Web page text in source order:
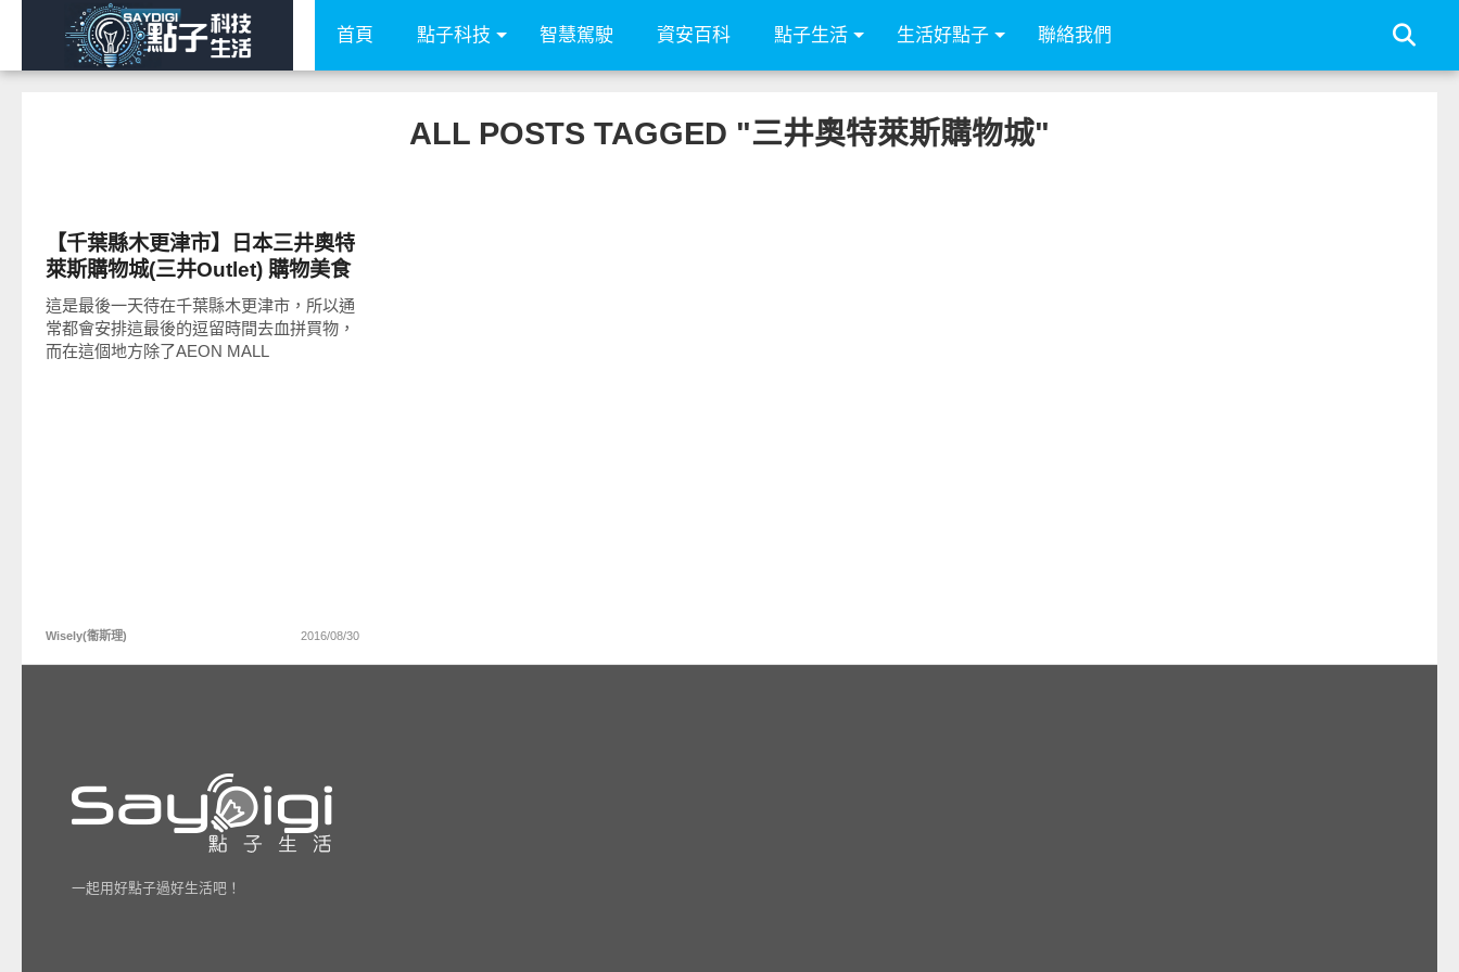
首頁 點子科技 智慧駕駛 資安百科 點子生活 生活好點子 聯絡我們
ALL POSTS TAGGED "三井奧特萊斯購物城"
【千葉縣木更津市】日本三井奧特
萊斯購物城(三井Outlet) 購物美食
品嚐分享
這是最後一天待在千葉縣木更津市，所以通
常都會安排這最後的逗留時間去血拼買物，
而在這個地方除了AEON MALL
Wisely(衞斯理) 2016/08/30
一起用好點子過好生活吧！